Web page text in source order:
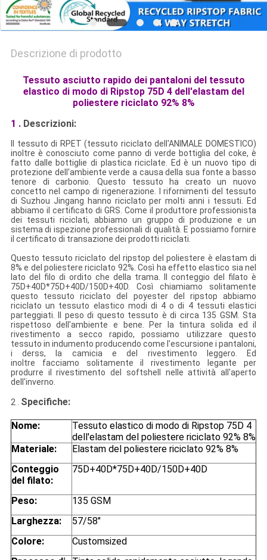
Descrizione di prodotto
Tessuto asciutto rapido dei pantaloni del tessuto
elastico di modo di Ripstop 75D 4 dell'elastam del
poliestere riciclato 92% 8%
1 . Descrizioni:
Il tessuto di RPET (tessuto riciclato dell'ANIMALE DOMESTICO)
inoltre è conosciuto come panno di verde bottiglia del coke, è
fatto dalle bottiglie di plastica riciclate. Ed è un nuovo tipo di
protezione dell'ambiente verde a causa della sua fonte a basso
tenore di carbonio. Questo tessuto ha creato un nuovo
concetto nel campo di rigenerazione. I rifornimenti del tessuto
di Suzhou Jingang hanno riciclato per molti anni i tessuti. Ed
abbiamo il certificato di GRS. Come il produttore professionista
dei tessuti riciclati, abbiamo un gruppo di produzione e un
sistema di ispezione professionali di qualità. E possiamo fornire
il certificato di transazione dei prodotti riciclati.
Questo tessuto riciclato del ripstop del poliestere è elastam di
8% e del poliestere riciclato 92%. Così ha effetto elastico sia nel
lato del filo di ordito che della trama. Il conteggio del filato è
75D+40D*75D+40D/150D+40D. Così chiamiamo solitamente
questo tessuto riciclato del poyester del ripstop abbiamo
riciclato un tessuto elastico modi di 4 o di 4 tessuti elastici
parteggiati. Il peso di questo tessuto è di circa 135 GSM. Sta
rispettoso dell'ambiente e bene. Per la tintura solida ed il
rivestimento a secco rapido, possiamo utilizzare questo
tessuto in indumento producendo come l'escursione i pantaloni,
i derss, la camicia e del rivestimento leggero. Ed
inoltre facciamo solitamente il rivestimento legante per
produrre il rivestimento del softshell nelle attività all'aperto
dell'inverno.
2 . Specifiche:
Nome:
Tessuto elastico di modo di Ripstop 75D 4
dell'elastam del poliestere riciclato 92% 8%
Materiale:
Elastam del poliestere riciclato 92% 8%
Conteggio
del filato:
75D+40D*75D+40D/150D+40D
Peso:
135 GSM
Larghezza:
57/58"
Colore:
Customsized